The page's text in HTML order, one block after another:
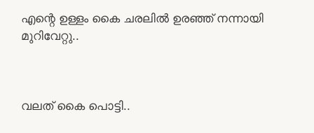
എന്റെ ഉള്ളം കൈ ചരലിൽ ഉരഞ്ഞ് നന്നായി
മുറിവേറ്റു..
വലത് കൈ പൊട്ടി..